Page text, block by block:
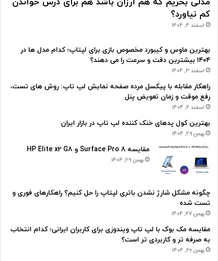
کم نیاورد؟
اسفند 4, 1404
بهترین ماوس و کیبورد مخصوص بازی برای لپتاپ؛ کدام مدل ها در
۱۴۰۴ بیشترین دقت و سرعت را می دهند؟
اسفند 3, 1404
راهکار مقابله با پیکسل مرده صفحه نمایش لپ تاپ: روش های تست،
رفع موقت و زمان تعویض پنل
اسفند 2, 1404
بهترین کول پدهای خنک کننده لپ تاپ در بازار ایران
بهمن 29, 1404
مقایسه Surface Pro 8 و HP Elite x2 G8
بهمن 29, 1404
چگونه مشکل شارژ نشدن باتری لپتاپ را حل کنیم؟ راهکارهای فوری و
تست شده
بهمن 27, 1404
مقایسه مک بوک با لپ تاپ ویندوزی برای کاربران ایرانی؛ کدام انتخاب
به صرفه تر و کاربردی تر است؟
بهمن 26, 1404